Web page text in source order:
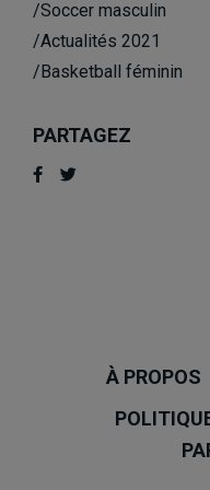
/Soccer masculin
/Actualités 2021
/Basketball féminin
PARTAGEZ
À PROPOS